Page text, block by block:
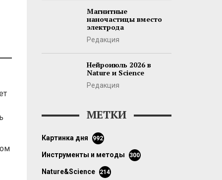
Магнитные
наночастицы вместо
электрода
Редакция
Нейроиюль 2026 в
Nature и Science
Редакция
МЕТКИ
картинка дня 992
инструменты и методы 300
Nature&Science 214